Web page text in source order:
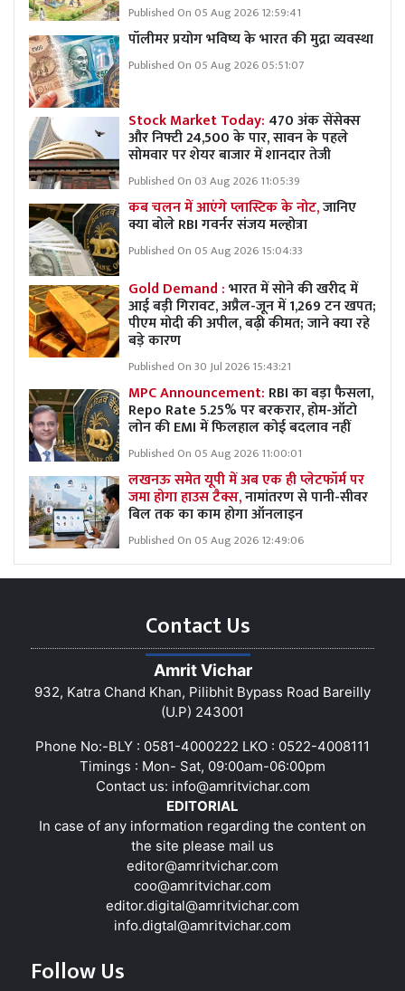
Published On 05 Aug 2026 12:59:41
पॉलीमर प्रयोग भविष्य के भारत की मुद्रा व्यवस्था
Published On 05 Aug 2026 05:51:07
Stock Market Today: 470 अंक सेंसेक्स
और निफ्टी 24,500 के पार, सावन के पहले
सोमवार पर शेयर बाजार में शानदार तेजी
Published On 03 Aug 2026 11:05:39
कब चलन में आएंगे प्लास्टिक के नोट,जानिए
क्या बोले RBI गवर्नर संजय मल्होत्रा
Published On 05 Aug 2026 15:04:33
Gold Demand :भारत में सोने की खरीद में
आई बड़ी गिरावट, अप्रैल-जून में 1,269 टन खपत;
पीएम मोदी की अपील, बढ़ी कीमत; जाने क्या रहे
बड़े कारण
Published On 30 Jul 2026 15:43:21
MPC Announcement: RBI का बड़ा फैसला,
Repo Rate 5.25% पर बरकरार, होम-ऑटो
लोन की EMI में फिलहाल कोई बदलाव नहीं
Published On 05 Aug 2026 11:00:01
लखनऊ समेत यूपी में अब एक ही प्लेटफॉर्म पर
जमा होगा हाउस टैक्स,नामांतरण से पानी-सीवर
बिल तक का काम होगा ऑनलाइन
Published On 05 Aug 2026 12:49:06
Contact Us
Amrit Vichar
932, Katra Chand Khan, Pilibhit Bypass Road Bareilly
(U.P) 243001
Phone No:-BLY : 0581-4000222 LKO : 0522-4008111
Timings : Mon- Sat, 09:00am-06:00pm
Contact us: info@amritvichar.com
EDITORIAL
In case of any information regarding the content on
the site please mail us
editor@amritvichar.com
coo@amritvichar.com
editor.digital@amritvichar.com
info.digtal@amritvichar.com
Follow Us